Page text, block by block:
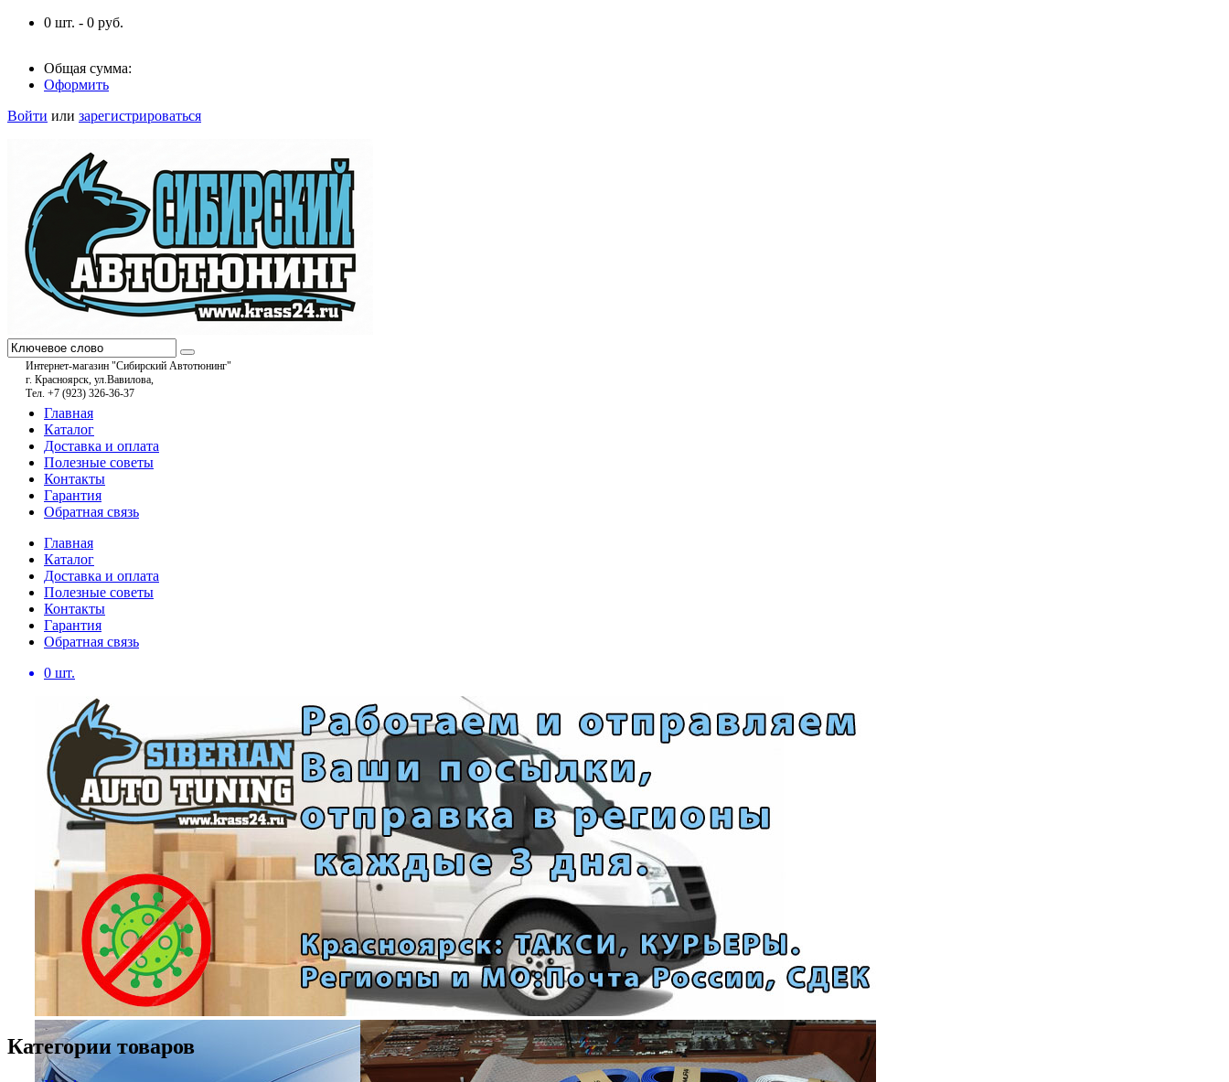
0 шт. - 0 руб.
Общая сумма:
Оформить
Войти или зарегистрироваться
Интернет-магазин "Сибирский Автотюнинг"
г. Красноярск, ул.Вавилова,
Тел. +7 (923) 326-36-37
Главная
Каталог
Доставка и оплата
Полезные советы
Контакты
Гарантия
Обратная связь
Главная
Каталог
Доставка и оплата
Полезные советы
Контакты
Гарантия
Обратная связь
0 шт.
Категории товаров